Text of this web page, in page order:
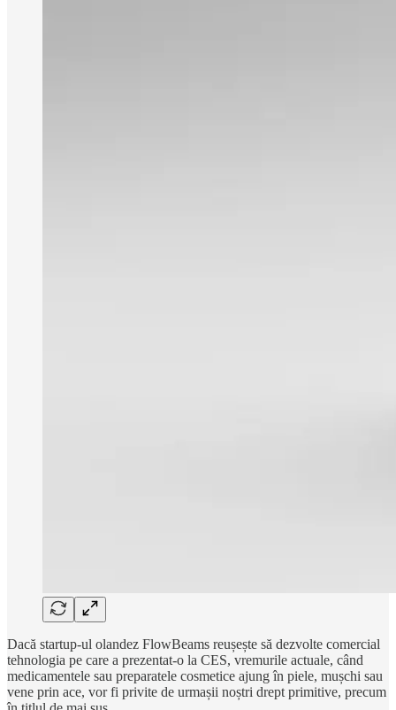
Dacă startup-ul olandez FlowBeams reușește să dezvolte comercial
tehnologia pe care a prezentat-o la CES, vremurile actuale, când
medicamentele sau preparatele cosmetice ajung în piele, mușchi sau
vene prin ace, vor fi privite de urmașii noștri drept primitive, precum